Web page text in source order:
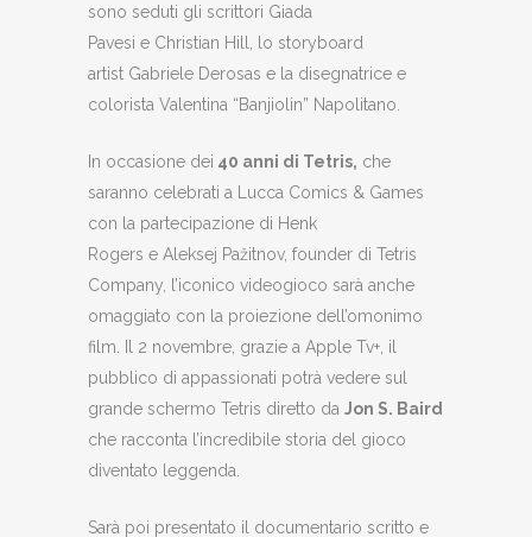
sono seduti gli scrittori Giada
Pavesi e Christian Hill, lo storyboard
artist Gabriele Derosas e la disegnatrice e
colorista Valentina “Banjiolin” Napolitano.
In occasione dei 40 anni di Tetris, che
saranno celebrati a Lucca Comics & Games
con la partecipazione di Henk
Rogers e Aleksej Pažitnov, founder di Tetris
Company, l’iconico videogioco sarà anche
omaggiato con la proiezione dell’omonimo
film. Il 2 novembre, grazie a Apple Tv+, il
pubblico di appassionati potrà vedere sul
grande schermo Tetris diretto da Jon S. Baird
che racconta l’incredibile storia del gioco
diventato leggenda.
Sarà poi presentato il documentario scritto e